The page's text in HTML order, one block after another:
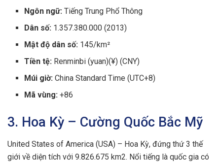
Ngôn ngữ: Tiếng Trung Phổ Thông
Dân số: 1.357.380.000 (2013)
Mật độ dân số: 145/km²
Tiền tệ: Renminbi (yuan)(¥) (CNY)
Múi giờ: China Standard Time (UTC+8)
Mã vùng: +86
3. Hoa Kỳ – Cường Quốc Bắc Mỹ
United States of America (USA) – Hoa Kỳ, đứng thứ 3 thế
giới về diện tích với 9.826.675 km2. Nổi tiếng là quốc gia có